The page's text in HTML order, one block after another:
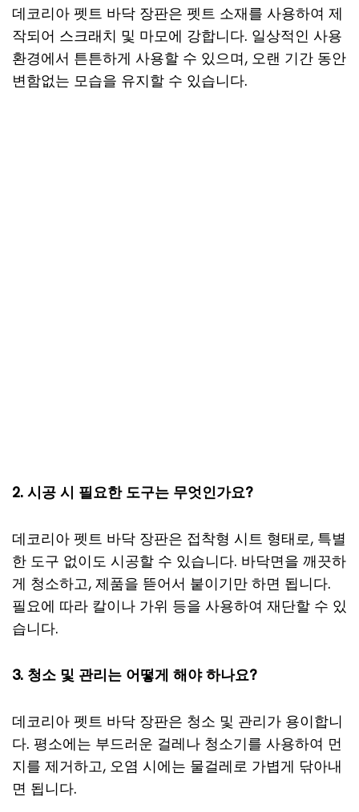
데코리아 펫트 바닥 장판은 펫트 소재를 사용하여 제
작되어 스크래치 및 마모에 강합니다. 일상적인 사용
환경에서 튼튼하게 사용할 수 있으며, 오랜 기간 동안
변함없는 모습을 유지할 수 있습니다.
2. 시공 시 필요한 도구는 무엇인가요?
데코리아 펫트 바닥 장판은 접착형 시트 형태로, 특별
한 도구 없이도 시공할 수 있습니다. 바닥면을 깨끗하
게 청소하고, 제품을 뜯어서 붙이기만 하면 됩니다.
필요에 따라 칼이나 가위 등을 사용하여 재단할 수 있
습니다.
3. 청소 및 관리는 어떻게 해야 하나요?
데코리아 펫트 바닥 장판은 청소 및 관리가 용이합니
다. 평소에는 부드러운 걸레나 청소기를 사용하여 먼
지를 제거하고, 오염 시에는 물걸레로 가볍게 닦아내
면 됩니다.